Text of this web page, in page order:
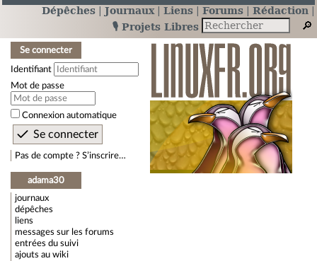
Dépêches Journaux Liens Forums
Rédaction
🎙️ Projets Libres
Se connecter
Identifiant
Mot de passe
Connexion automatique
Pas de compte ? S’inscrire…
adama30
journaux
dépêches
liens
messages sur les forums
entrées du suivi
ajouts au wiki